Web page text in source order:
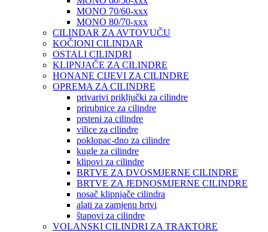
MONO 70/60-xxx
MONO 80/70-xxx
CILINDAR ZA AVTOVUČU
KOČIONI CILINDAR
OSTALI CILINDRI
KLIPNJAČE ZA CILINDRE
HONANE CIJEVI ZA CILINDRE
OPREMA ZA CILINDRE
privarivi priključki za cilindre
prirubnice za cilindre
prsteni za cilindre
vilice za cilindre
poklopac-dno za cilindre
kugle za cilindre
klipovi za cilindre
BRTVE ZA DVOSMJERNE CILINDRE
BRTVE ZA JEDNOSMJERNE CILINDRE
nosač klipnjače cilindra
alati za zamjenu brtvi
štapovi za cilindre
VOLANSKI CILINDRI ZA TRAKTORE